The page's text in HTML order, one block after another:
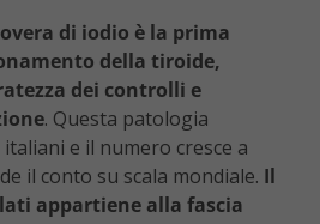
di iodio è la prima
della tiroide,
dei controlli e
. Questa patologia
e il numero cresce a
il conto su scala mondiale. Il
appartiene alla fascia